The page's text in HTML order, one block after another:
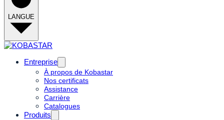
LANGUE
Entreprise
À propos de Kobastar
Nos certificats
Assistance
Carrière
Catalogues
Produits